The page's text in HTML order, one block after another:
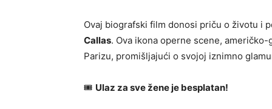
Ovaj biografski film donosi priču o životu i
Callas. Ova ikona operne scene,
Parizu, promišljajući o svojoj iznimno
🎟 Ulaz za sve žene je besplatan!